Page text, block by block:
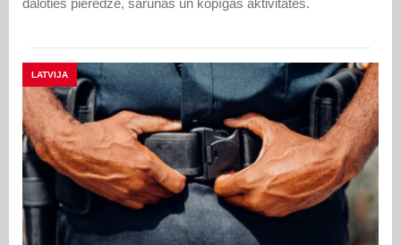
LATVIJA